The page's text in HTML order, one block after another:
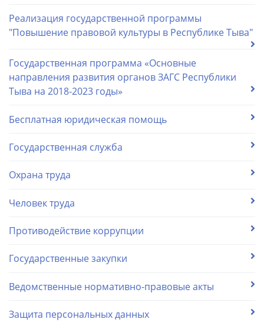
Реализация государственной программы
"Повышение правовой культуры в Республике Тыва"
Государственная программа «Основные
направления развития органов ЗАГС Республики
Тыва на 2018-2023 годы»
Бесплатная юридическая помощь
Государственная служба
Охрана труда
Человек труда
Противодействие коррупции
Государственные закупки
Ведомственные нормативно-правовые акты
Защита персональных данных